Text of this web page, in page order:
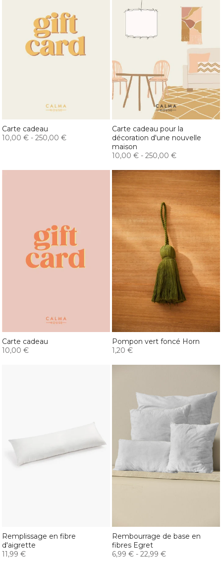
Carte cadeau
10,00 € - 250,00 €
Carte cadeau pour la
décoration d'une nouvelle
maison
10,00 € - 250,00 €
Carte cadeau
10,00 €
Pompon vert foncé Horn
1,20 €
Remplissage en fibre
d'aigrette
11,99 €
Rembourrage de base en
fibres Egret
6,99 € - 22,99 €